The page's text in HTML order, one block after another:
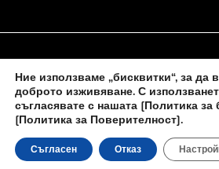
НАЧАЛО ЗА НАС
КОНТАКТИ С НАС
Новините на novinite-
Ние използваме „бисквитки“, за да
доброто изживяване. С
съгласявате с нашата [Политика за
[Политика за Поверителност].
Съгласен Отказ